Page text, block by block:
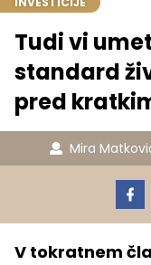
Tudi vi
standard
pred
Mira
V tokratnem